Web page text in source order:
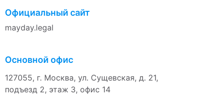
Официальный сайт
mayday.legal
Основной офис
127055, г. Москва, ул. Сущевская, д. 21,
подъезд 2, этаж 3, офис 14